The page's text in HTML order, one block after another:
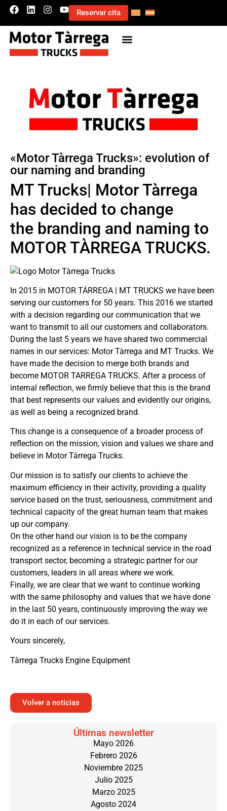
Reservar cita
«Motor Tàrrega Trucks»: evolution of
our naming and branding
MT Trucks| Motor Tàrrega
has decided to change
the branding and naming to
MOTOR TÀRREGA TRUCKS.
In 2015 in MOTOR TÁRREGA | MT TRUCKS we have been
serving our customers for 50 years. This 2016 we started
with a decision regarding our communication that we
want to transmit to all our customers and collaborators.
During the last 5 years we have shared two commercial
names in our services: Motor Tàrrega and MT Trucks. We
have made the decision to merge both brands and
become MOTOR TARREGA TRUCKS. After a process of
internal reflection, we firmly believe that this is the brand
that best represents our values ​​and evidently our origins,
as well as being a recognized brand.
This change is a consequence of a broader process of
reflection on the mission, vision and values ​​we share and
believe in Motor Tàrrega Trucks.
Our mission is to satisfy our clients to achieve the
maximum efficiency in their activity, providing a quality
service based on the trust, seriousness, commitment and
technical capacity of the great human team that makes
up our company.
On the other hand our vision is to be the company
recognized as a reference in technical service in the road
transport sector, becoming a strategic partner for our
customers, leaders in all areas where we work.
Finally, we are clear that we want to continue working
with the same philosophy and values ​​that we have done
in the last 50 years, continuously improving the way we
do it in each of our services.
Yours sincerely,
Tàrrega Trucks Engine Equipment
Volver a noticias
Últimas newsletter
Mayo 2026
Febrero 2026
Noviembre 2025
Julio 2025
Marzo 2025
Agosto 2024